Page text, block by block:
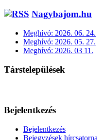
Nagybajom.hu
Meghívó: 2026. 06. 24.
Meghívó: 2026. 05. 27.
Meghívó: 2026. 03 11.
Társtelepülések
Bejelentkezés
Bejelentkezés
Bejegyzések hírcsatorna